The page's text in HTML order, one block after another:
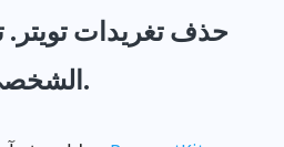
حذف تغريدات
الشخصي.